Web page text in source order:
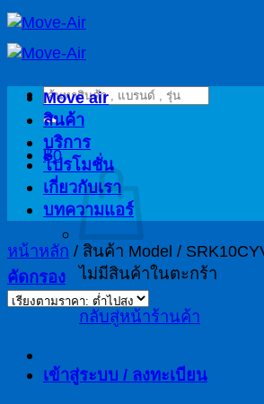
ข้าม
ไป
เนื้อหาค้นหา:
฿0
ไม่มีสินค้าในตะกร้า
กลับสู่หน้าร้านค้า
เข้าสู่ระบบ / ลงทะเบียน
Move air
สินค้า
บริการ
โปรโมชั่น
เกี่ยวกับเรา
บทความแอร์
หน้าหลัก / สินค้า Model /
คัดกรอง